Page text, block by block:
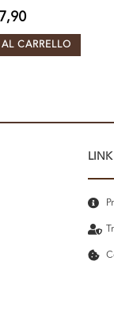
CARRELLO
LINK